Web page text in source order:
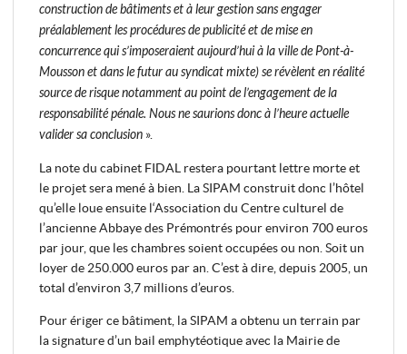
construction de bâtiments et à leur gestion sans engager
préalablement les procédures de publicité et de mise en
concurrence qui s’imposeraient aujourd’hui à la ville de Pont-à-
Mousson et dans le futur au syndicat mixte) se révèlent en réalité
source de risque notamment au point de l’engagement de la
responsabilité pénale. Nous ne saurions donc à l’heure actuelle
valider sa conclusion ».
La note du cabinet FIDAL restera pourtant lettre morte et
le projet sera mené à bien. La SIPAM construit donc l’hôtel
qu’elle loue ensuite l‘Association du Centre culturel de
l’ancienne Abbaye des Prémontrés pour environ 700 euros
par jour, que les chambres soient occupées ou non. Soit un
loyer de 250.000 euros par an. C’est à dire, depuis 2005, un
total d’environ 3,7 millions d’euros.
Pour ériger ce bâtiment, la SIPAM a obtenu un terrain par
la signature d’un bail emphytéotique avec la Mairie de